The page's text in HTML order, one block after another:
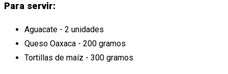
Para servir:
Aguacate - 2 unidades
Queso Oaxaca - 200 gramos
Tortillas de maíz - 300 gramos